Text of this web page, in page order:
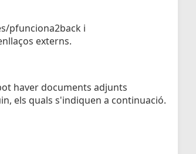
pfunciona2back i
externs.
haver documents adjunts
els quals s'indiquen a continuació.